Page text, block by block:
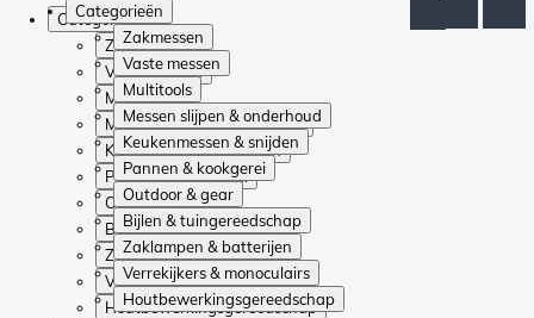
Categorieën
Zakmessen
Vaste messen
Multitools
Messen slijpen & onderhoud
Keukenmessen & snijden
Pannen & kookgerei
Outdoor & gear
Bijlen & tuingereedschap
Zaklampen & batterijen
Verrekijkers & monoculairs
Houtbewerkingsgereedschap
Categorieën
Zakmessen
Vaste messen
Multitools
Messen slijpen & onderhoud
Keukenmessen & snijden
Pannen & kookgerei
Outdoor & gear
Bijlen & tuingereedschap
Zaklampen & batterijen
Verrekijkers & monoculairs
Houtbewerkingsgereedschap